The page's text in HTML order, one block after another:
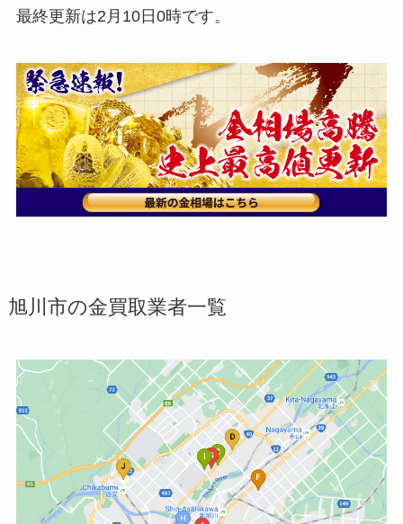
最終更新は2月10日0時です。
旭川市の金買取業者一覧